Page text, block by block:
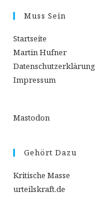
Muss Sein
Startseite
Martin Hufner
Datenschutzerklärung
Impressum
Mastodon
Gehört Dazu
Kritische Masse
urteilskraft.de